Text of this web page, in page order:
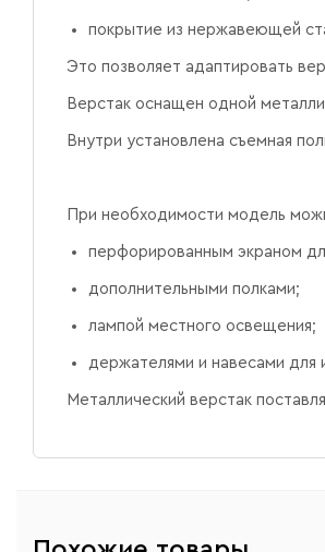
покрытие из нержавеющей
Это позволяет адаптировать
Верстак оснащен одной
Внутри установлена съемная
При необходимости модель
перфорированным экраном
дополнительными полками;
лампой местного освещения;
держателями и навесами для
Металлический верстак